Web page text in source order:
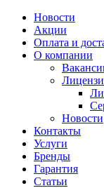
Новости
Акции
Оплата и
О компании
Новости
Контакты
Услуги
Бренды
Гарантия
Статьи